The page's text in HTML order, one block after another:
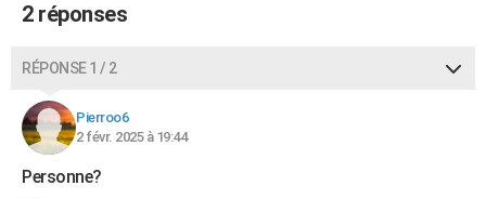
2 réponses
RÉPONSE 1 / 2
Pierroo6
2 févr. 2025 à 19:44
Personne?